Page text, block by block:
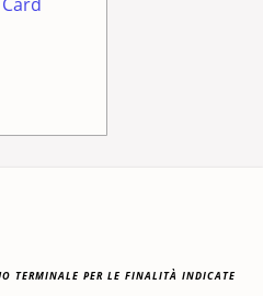
terminale per le finalità indicate